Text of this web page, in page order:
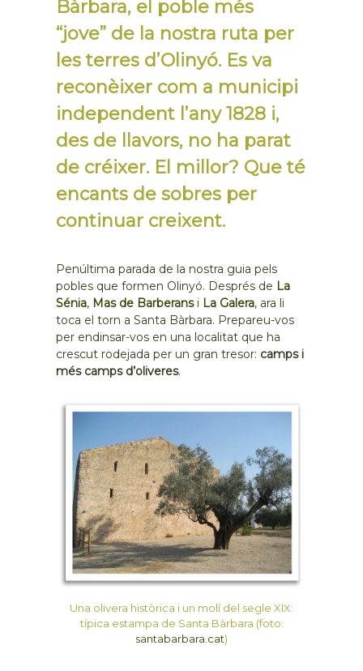
Bàrbara, el poble més
“jove” de la nostra ruta per
les terres d’Olinyó. Es va
reconèixer com a municipi
independent l’any 1828 i,
des de llavors, no ha parat
de créixer. El millor? Que té
encants de sobres per
continuar creixent.
Penúltima parada de la nostra guia pels
pobles que formen Olinyó. Després de La
Sénia, Mas de Barberansi La Galera, ara li
toca el torn a Santa Bàrbara. Prepareu-vos
per endinsar-vos en una localitat que ha
crescut rodejada per un gran tresor: camps i
més camps d’oliveres.
Una olivera històrica i un molí del segle XIX:
típica estampa de Santa Bàrbara (foto:
santabarbara.cat)